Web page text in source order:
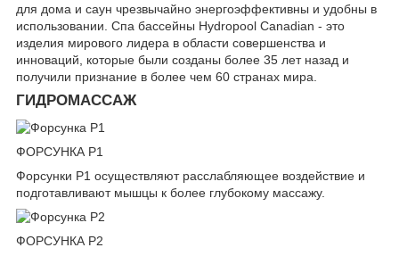
для дома и саун чрезвычайно энергоэффективны и удобны в
использовании. Спа бассейны Hydropool Canadian - это
изделия мирового лидера в области совершенства и
инноваций, которые были созданы более 35 лет назад и
получили признание в более чем 60 странах мира.
ГИДРОМАССАЖ
ФОРСУНКА P1
Форсунки P1 осуществляют расслабляющее воздействие и
подготавливают мышцы к более глубокому массажу.
ФОРСУНКА P2